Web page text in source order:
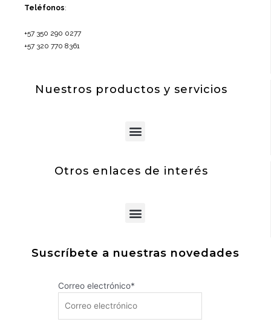
Teléfonos:
+57 350 290 0277
+57 320 770 8361
Nuestros productos y servicios
Menu
Otros enlaces de interés
Menu
Suscríbete a nuestras novedades
Correo electrónico*